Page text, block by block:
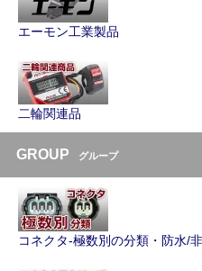
エーモン工業製品
二輪関連品
GROUP グループ
コネクタ-極数別の分類・防水/